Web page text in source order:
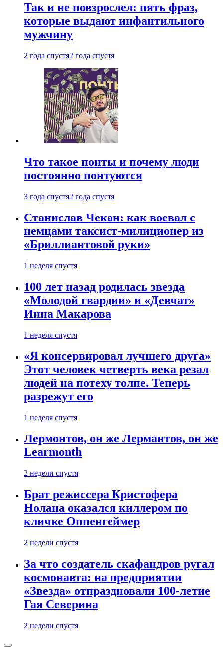
Так и не повзрослел: пять фраз,
которые выдают инфантильного
мужчину
2 года спустя2 года спустя
Что такое понты и почему люди
постоянно понтуются
3 года спустя2 года спустя
Станислав Чекан: как воевал с
немцами таксист-милиционер из
«Бриллиантовой руки»
1 неделя спустя
100 лет назад родилась звезда
«Молодой гвардии» и «Девчат»
Инна Макарова
1 неделя спустя
«Я консервировал лучшего друга»
Этот человек четверть века резал
людей на потеху толпе. Теперь
разрежут его
1 неделя спустя
Лермонтов, он же Лермантов, он же
Learmonth
2 недели спустя
Брат режиссера Кристофера
Нолана оказался киллером по
кличке Оппенгеймер
2 недели спустя
За что создатель скафандров ругал
космонавта: на предприятии
«Звезда» отпраздновали 100-летие
Гая Северина
2 недели спустя